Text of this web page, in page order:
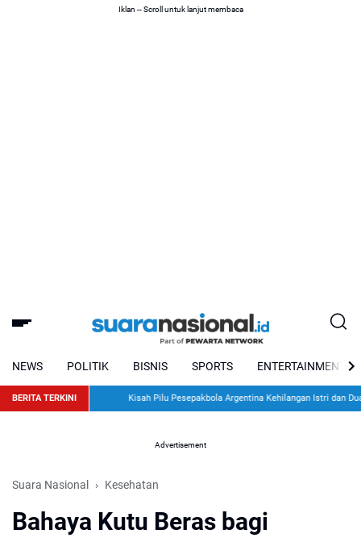
Iklan -- Scroll untuk lanjut membaca
NEWS POLITIK BISNIS SPORTS ENTERTAINMENT
BERITA TERKINI Kisah Pilu Pesepakbola Argentina Kehilangan Istri dan Dua Anak
Advertisement
Suara Nasional Kesehatan
Bahaya Kutu Beras bagi